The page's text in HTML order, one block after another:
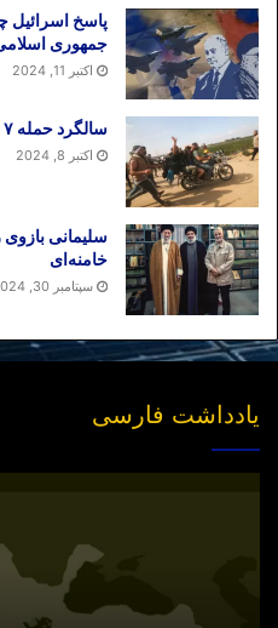
پاسخ اسرائیل
جمهوری
اکتبر 11, 2024
سالگرد حمله ۷ اکتبر
اکتبر 8, 2024
سلیمانی
خامنه‌ای
سپتامبر 30, 2024
یادداشت فارسی